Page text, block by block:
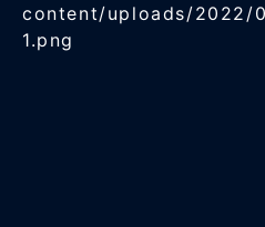
content/uploads/2022/
1.png